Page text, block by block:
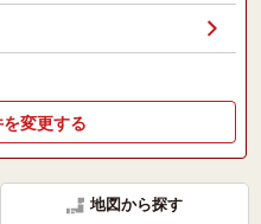
変更する
地図から探す